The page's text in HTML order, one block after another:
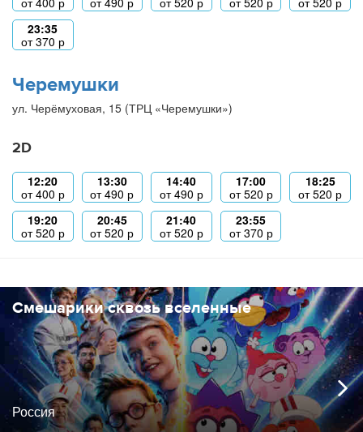
23:35
от370 р
Черемушки
ул. Черёмуховая, 15 (ТРЦ «Черемушки»)
2D
12:20
от400 р
13:30
от490 р
14:40
от490 р
17:00
от520 р
18:25
от520 р
19:20
от520 р
20:45
от520 р
21:40
от520 р
23:55
от370 р
Смешарики сквозь вселенные
Россия